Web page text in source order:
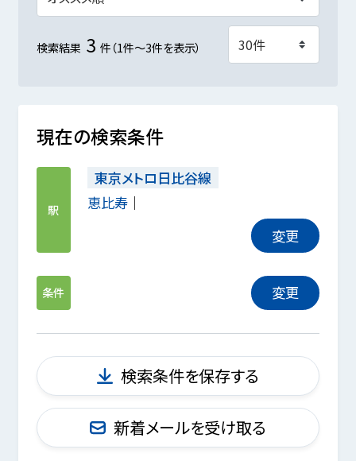
検索結果 3 件（1件～3件を表示）
現在の検索条件
駅
東京メトロ日比谷線
恵比寿
変更
条件 変更
検索条件を保存する
新着メールを受け取る